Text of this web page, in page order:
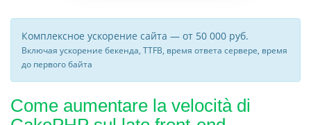
Комплексное ускорение сайта — от 50 000 руб.
Включая ускорение бекенда, TTFB, время ответа сервере, время
до первого байта
Come aumentare la velocità di